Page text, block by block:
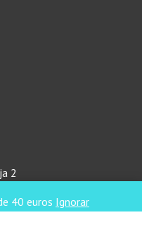
40 euros Ignorar
2